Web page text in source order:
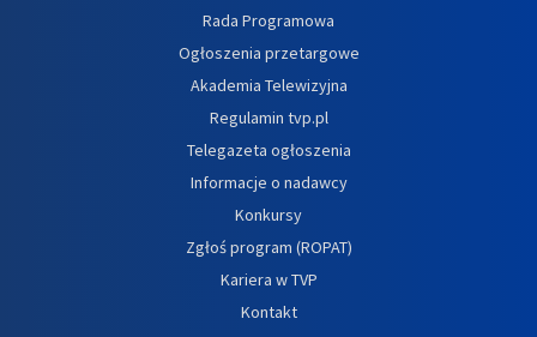
Rada Programowa
Ogłoszenia przetargowe
Akademia Telewizyjna
Regulamin tvp.pl
Telegazeta ogłoszenia
Informacje o nadawcy
Konkursy
Zgłoś program (ROPAT)
Kariera w TVP
Kontakt